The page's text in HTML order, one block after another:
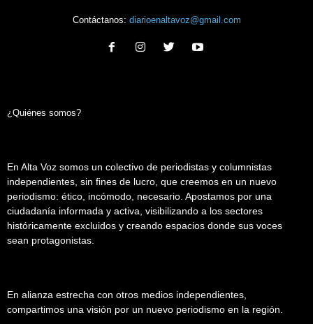
Contáctanos: diarioenaltavoz@gmail.com
¿Quiénes somos?
En Alta Voz somos un colectivo de periodistas y columnistas
independientes, sin fines de lucro, que creemos en un nuevo
periodismo: ético, incómodo, necesario. Apostamos por una
ciudadanía informada y activa, visibilizando a los sectores
históricamente excluidos y creando espacios donde sus voces
sean protagonistas.
En alianza estrecha con otros medios independientes,
compartimos una visión por un nuevo periodismo en la región.